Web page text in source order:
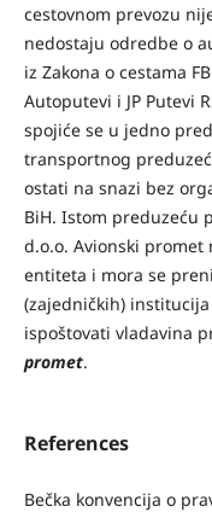
cestovnom prevozu
nedostaju odredbe o
iz Zakona o cestama
Autoputevi i JP Putevi
spojiće se u jedno
transportnog
ostati na snazi bez
BiH. Istom preduzeću
d.o.o. Avionski
entiteta i mora se
(zajedničkih)
ispoštovati vladavina
promet.
References
Bečka konvencija o